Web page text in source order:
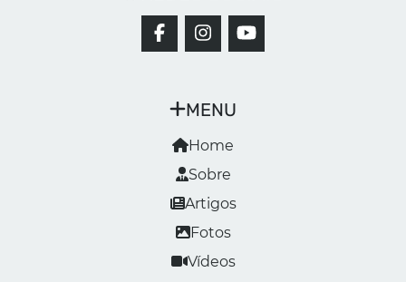
MENU
Home
Sobre
Artigos
Fotos
Vídeos